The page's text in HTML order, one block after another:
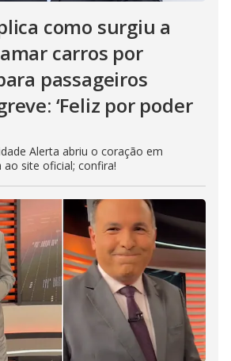
como surgiu a
carros por
passageiros
‘Feliz por poder
Alerta abriu o coração em
ao site oficial; confira!